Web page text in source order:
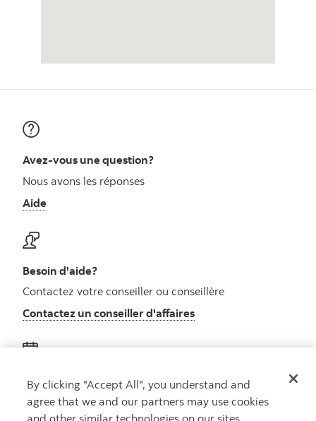
Avez-vous une question?
Nous avons les réponses
Aide
Besoin d'aide?
Contactez votre conseiller ou conseillère
Contactez un conseiller d'affaires
Obtenez des conseils
Rencontrez un conseiller
By clicking "Accept All", you understand and
agree that we and our partners may use cookies
and other similar technologies on our sites.